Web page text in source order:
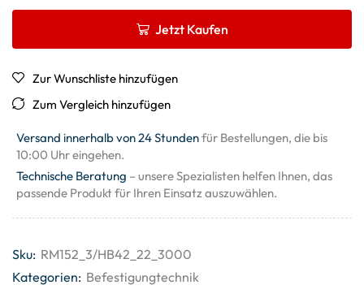
Jetzt Kaufen
Zur Wunschliste hinzufügen
Zum Vergleich hinzufügen
Versand innerhalb von 24 Stundenfür Bestellungen, die bis
10:00 Uhr eingehen.
Technische Beratung – unsere Spezialisten helfen Ihnen, das
passende Produkt für Ihren Einsatz auszuwählen.
Sku: RM152_3/HB42_22_3000
Kategorien: Befestigungtechnik